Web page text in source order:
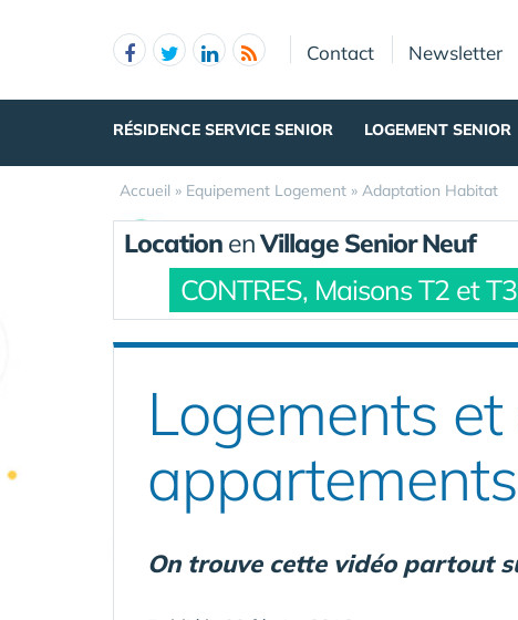
Contact Newsletter
RÉSIDENCE SERVICE SENIOR LOGEMENT SENIOR
Accueil » Equipement Logement » Adaptation Habitat
Location enVillage Senior Neuf
CONTRES, Maisons T2 et T3
Logements
On trouve cette vidéo partout